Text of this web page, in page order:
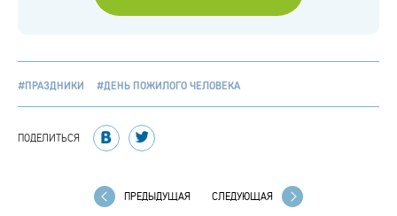
#ПРАЗДНИКИ #ДЕНЬ ПОЖИЛОГО ЧЕЛОВЕКА
ПОДЕЛИТЬСЯ
ПРЕДЫДУЩАЯ СЛЕДУЮЩАЯ